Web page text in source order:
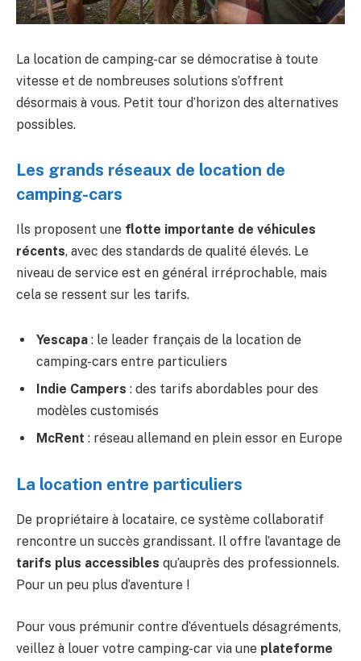
La location de camping-car se démocratise à toute
vitesse et de nombreuses solutions s’offrent
désormais à vous. Petit tour d’horizon des alternatives
possibles.
Les grands réseaux de location de
camping-cars
Ils proposent une flotte importante de véhicules
récents, avec des standards de qualité élevés. Le
niveau de service est en général irréprochable, mais
cela se ressent sur les tarifs.
Yescapa : le leader français de la location de
camping-cars entre particuliers
Indie Campers : des tarifs abordables pour des
modèles customisés
McRent : réseau allemand en plein essor en Europe
La location entre particuliers
De propriétaire à locataire, ce système collaboratif
rencontre un succès grandissant. Il offre l’avantage de
tarifs plus accessibles qu’auprès des professionnels.
Pour un peu plus d’aventure !
Pour vous prémunir contre d’éventuels désagréments,
veillez à louer votre camping-car via une plateforme